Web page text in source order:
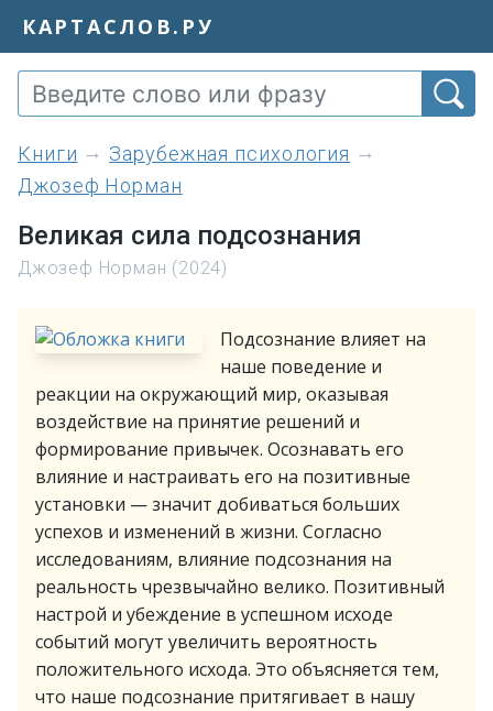
КАРТАСЛОВ.РУ
книги
Зарубежная психология
Джозеф Норман
Великая сила подсознания
Джозеф Норман (2024)
Подсознание влияет на
наше поведение и
реакции на окружающий мир, оказывая
воздействие на принятие решений и
формирование привычек. Осознавать его
влияние и настраивать его на позитивные
установки — значит добиваться больших
успехов и изменений в жизни. Согласно
исследованиям, влияние подсознания на
реальность чрезвычайно велико. Позитивный
настрой и убеждение в успешном исходе
событий могут увеличить вероятность
положительного исхода. Это объясняется тем,
что наше подсознание притягивает в нашу